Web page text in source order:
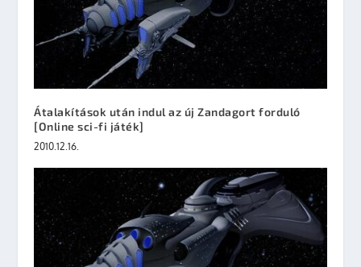
Átalakítások után indul az új Zandagort forduló
[Online sci-fi játék]
2010.12.16.